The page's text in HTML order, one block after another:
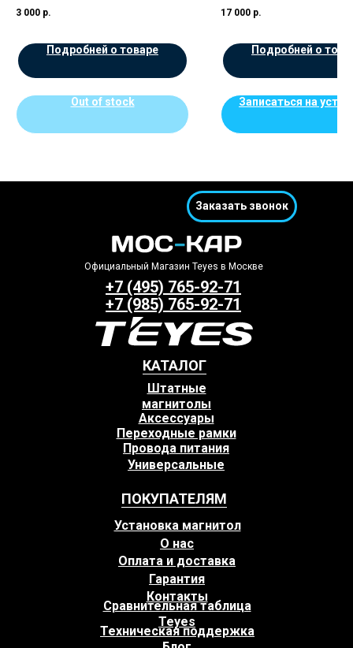
3 000 р.
Подробней о товаре
Out of stock
17 000 р.
Подробней о
Записаться на
ПОКУПАТЕЛЯМ
КАТАЛОГ
+7 (495) 765-92-71
+7 (985) 765-92-71
Аксессуары
Провода питания
Штатные
магнитолы
Переходные рамки
Заказать звонок
Официальный Магазин Teyes в Москве
Универсальные
Установка магнитол
Контакты
Сравнительная таблица
Teyes
Техническая поддержка
Оплата и доставка
О нас
Гарантия